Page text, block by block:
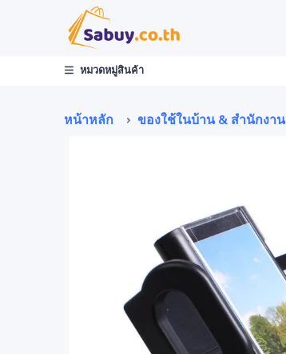
หมวดหมู่สินค้า
หน้าหลัก ของใช้ในบ้าน & สำนักงาน